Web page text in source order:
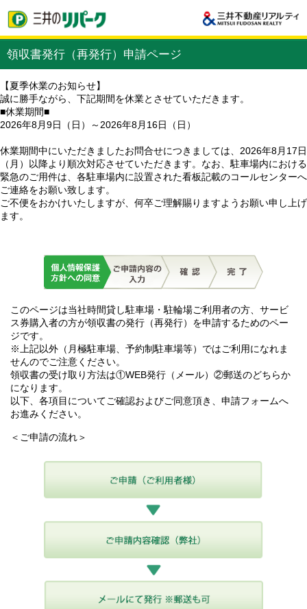
領収書発行（再発行）申請ページ
【夏季休業のお知らせ】
誠に勝手ながら、下記期間を休業とさせていただきます。
■休業期間■
2026年8月9日（日）～2026年8月16日（日）
休業期間中にいただきましたお問合せにつきましては、2026年8月17日
（月）以降より順次対応させていただきます。なお、駐車場内における
緊急のご用件は、各駐車場内に設置された看板記載のコールセンターへ
ご連絡をお願い致します。
ご不便をおかけいたしますが、何卒ご理解賜りますようお願い申し上げ
ます。
このページは当社時間貸し駐車場・駐輪場ご利用者の方、サービ
ス券購入者の方が領収書の発行（再発行）を申請するためのペー
ジです。
※上記以外（月極駐車場、予約制駐車場等）ではご利用になれま
せんのでご注意ください。
領収書の受け取り方法は①WEB発行（メール）②郵送のどちらか
になります。
以下、各項目についてご確認およびご同意頂き、申請フォームへ
お進みください。
＜ご申請の流れ＞